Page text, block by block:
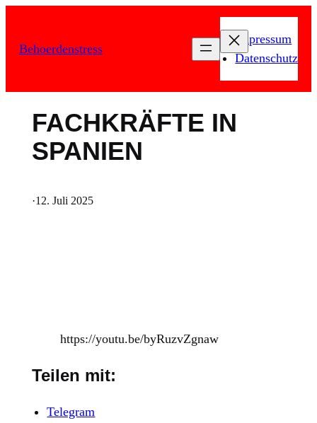
springen
Behoerdenstress
Impressum
Datenschutz
FACHKRÄFTE IN
SPANIEN
·12. Juli 2025
https://youtu.be/byRuzvZgnaw
Teilen mit:
Telegram